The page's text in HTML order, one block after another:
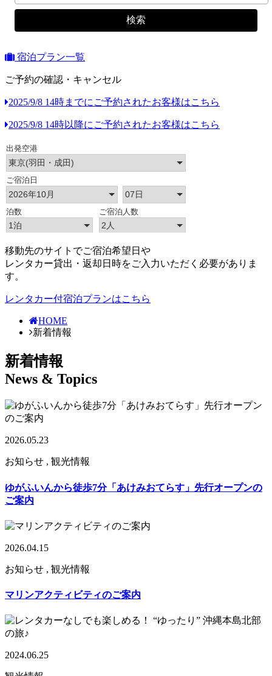
検索
宿泊プラン一覧
ご予約の確認・キャンセル
2025/9/8 14時までにご予約されたお客様はこちら
2025/9/8 14時以降にご予約されたお客様はこちら
移動先のサイトでご宿泊希望日や
レンタカー貸出・返却日時をご入力いただく必要がありま
す。
レンタカー付宿泊プランはこちら
HOME
新着情報
新着情報
News & Topics
2026.05.23
お知らせ , 観光情報
ゆがふいんから徒歩7分「あけみおてらす」先行オープンの
ご案内
2026.04.15
お知らせ , 観光情報
マリンアクティビティのご案内
2024.06.25